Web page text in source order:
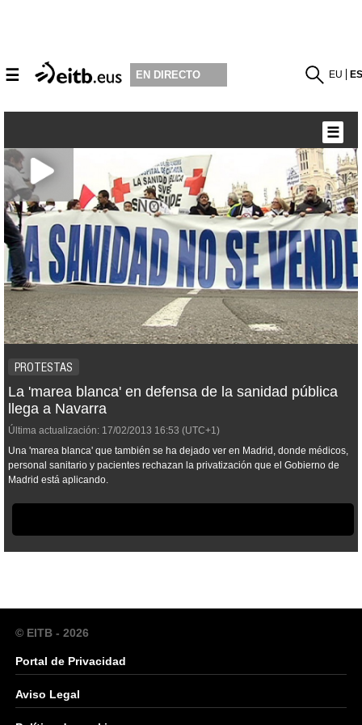
☰ EN DIRECTO EU
PROTESTAS
La 'marea blanca' en defensa de la sanidad pública
llega a Navarra
Última actualización: 17/02/2013 16:53 (UTC+1)
Una 'marea blanca' que también se ha dejado ver en Madrid, donde médicos,
personal sanitario y pacientes rechazan la privatización que el Gobierno de
Madrid está aplicando.
☰
© EITB - 2026
Portal de Privacidad
Aviso Legal